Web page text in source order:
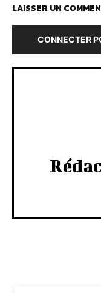
LAISSER UN
CONNECTER